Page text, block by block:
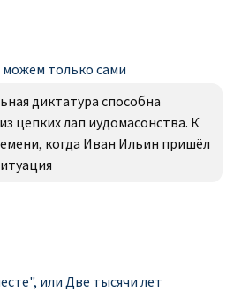
только сами
диктатура способна
цепких лап иудомасонства. К
когда Иван Ильин пришёл
или Две тысячи лет